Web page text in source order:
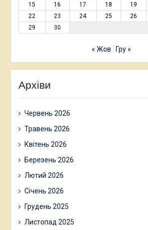
15
16 17 18 19
22
23 24 25 26
29
30
« Жов Гру »
Архіви
Червень 2026
Травень 2026
Квітень 2026
Березень 2026
Лютий 2026
Січень 2026
Грудень 2025
Листопад 2025